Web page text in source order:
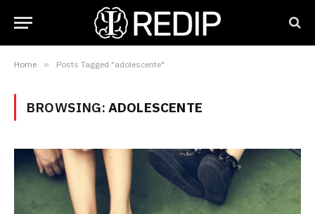
Home » Posts Tagged "adolescente"
BROWSING: ADOLESCENTE